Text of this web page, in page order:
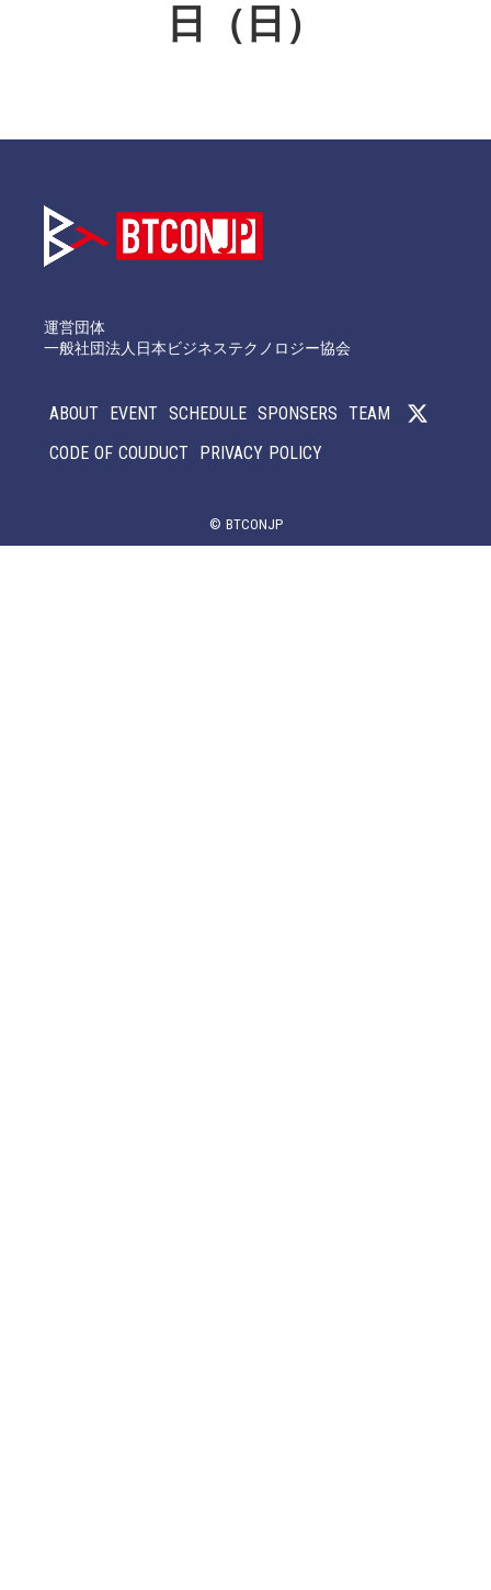
日（日）
運営団体
一般社団法人日本ビジネステクノロジー協会
ABOUT EVENT SCHEDULE SPONSERS TEAM
CODE OF COUDUCT
PRIVACY POLICY
© BTCONJP